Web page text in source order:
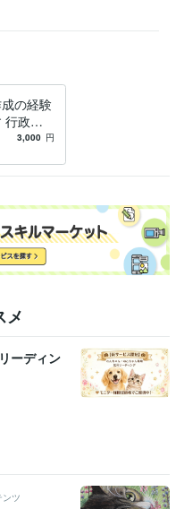
）
年Word:25年
通知文や手紙の校正など。
の経験
行政広
で記事
3,000 円
メ
ーディン
ンツ